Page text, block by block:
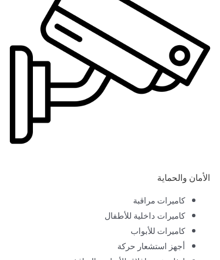
الأمان والحماية
كاميرات مراقبة
كاميرات داخلية للأطفال
كاميرات للأبواب
أجهز استشعار حركة